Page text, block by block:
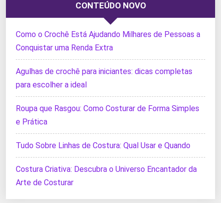
CONTEÚDO NOVO
Como o Crochê Está Ajudando Milhares de Pessoas a
Conquistar uma Renda Extra
Agulhas de crochê para iniciantes: dicas completas
para escolher a ideal
Roupa que Rasgou: Como Costurar de Forma Simples
e Prática
Tudo Sobre Linhas de Costura: Qual Usar e Quando
Costura Criativa: Descubra o Universo Encantador da
Arte de Costurar